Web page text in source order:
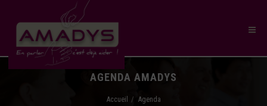
AGENDA AMADYS
Accueil Agenda